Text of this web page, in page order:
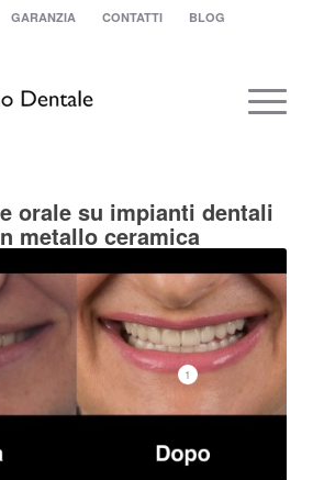
GARANZIA CONTATTI BLOG
orale su impianti dentali
metallo ceramica
1